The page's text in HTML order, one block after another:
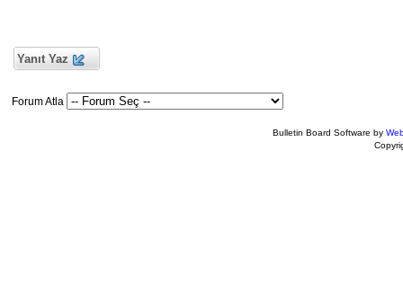
Yanıt Yaz
Forum Atla
Bulletin Board Software by